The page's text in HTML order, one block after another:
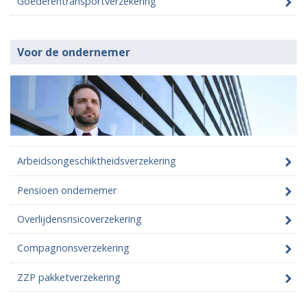
Voor de ondernemer
Arbeidsongeschiktheidsverzekering
Pensioen ondernemer
Overlijdensrisicoverzekering
Compagnonsverzekering
ZZP pakketverzekering